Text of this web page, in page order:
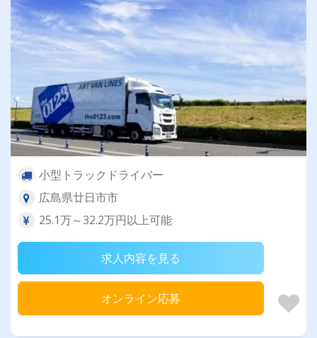
小型トラックドライバー
広島県廿日市市
25.1万～32.2万円以上可能
求人内容を見る
オンライン応募